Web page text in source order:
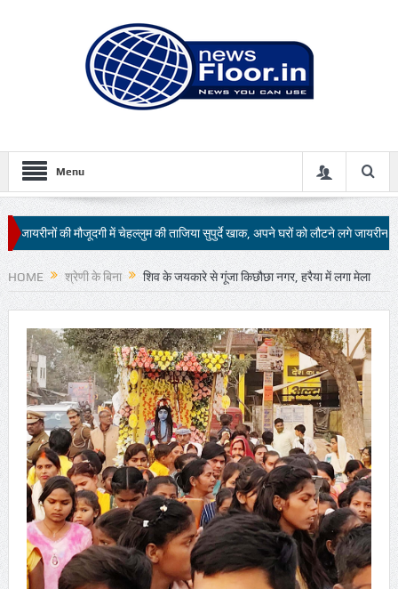
Menu
चेहल्लुम की ताजिया सुपुर्दे खाक, अपने घरों को लौटने लगे जायरीन 51 सुंदरियों के बीच
HOME श्रेणी के बिना शिव के जयकारे से गूंजा किछौछा नगर, हरैया में लगा मेला